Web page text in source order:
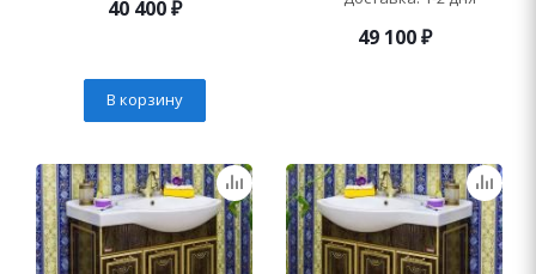
40 400₽
В корзину
49 100₽